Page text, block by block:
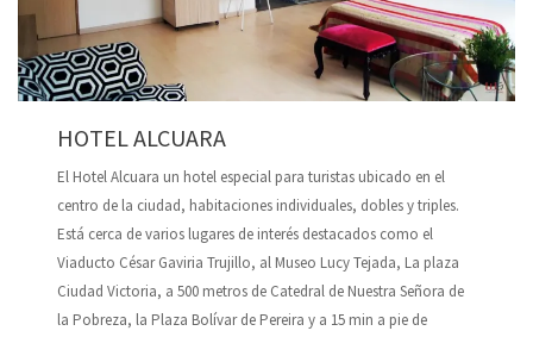
HOTEL ALCUARA
El Hotel Alcuara un hotel especial para turistas ubicado en el
centro de la ciudad, habitaciones individuales, dobles y triples.
Está cerca de varios lugares de interés destacados como el
Viaducto César Gaviria Trujillo, al Museo Lucy Tejada, La plaza
Ciudad Victoria, a 500 metros de Catedral de Nuestra Señora de
la Pobreza, la Plaza Bolívar de Pereira y a 15 min a pie de